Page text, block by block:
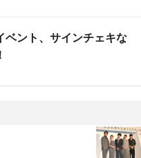
ベント、サインチェキな